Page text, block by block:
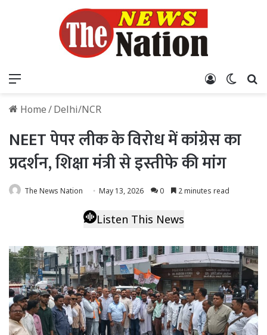
Log In
Home/Delhi/NCR
NEET पेपर लीक के विरोध में कांग्रेस का
प्रदर्शन, शिक्षा मंत्री से इस्तीफे की मांग
The News Nation May 13, 2026 0 2 minutes read
Listen This News